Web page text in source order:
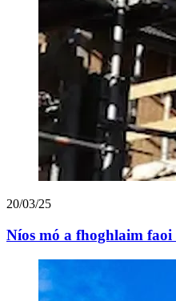
20/03/25
Níos mó a fhoghlaim